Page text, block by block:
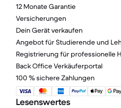
12 Monate Garantie
Versicherungen
Dein Gerät verkaufen
Angebot für Studierende und
Registrierung für professionelle
Back Office Verkäuferportal
100 % sichere Zahlungen
Lesenswertes